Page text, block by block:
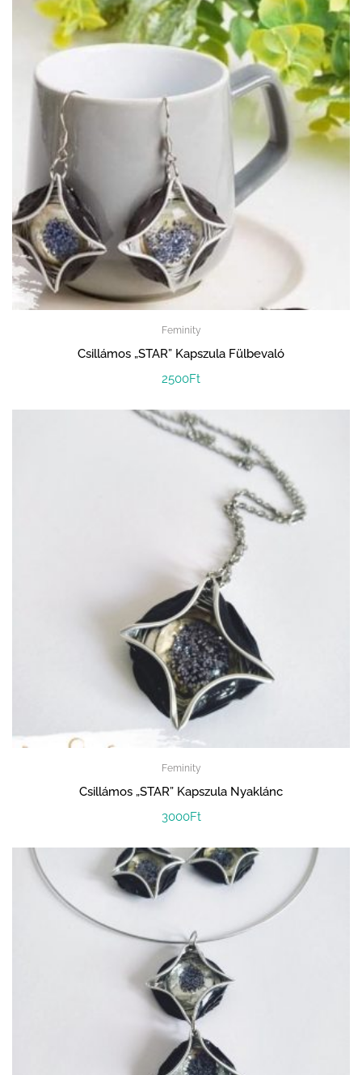
Feminity
Csillámos „STAR” Kapszula Fülbevaló
2500Ft
Feminity
Csillámos „STAR” Kapszula Nyaklánc
3000Ft